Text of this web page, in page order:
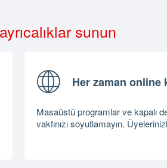
sunun
Her zaman online
Masaüstü programlar ve kapalı
vakfınızı soyutlamayın.